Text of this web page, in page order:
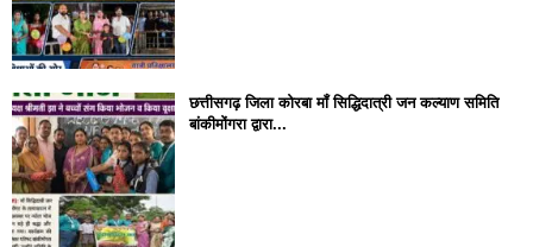
छत्तीसगढ़ जिला कोरबा मॉं सिद्धिदात्री जन कल्याण समिति
बांकीमोंगरा द्वारा...